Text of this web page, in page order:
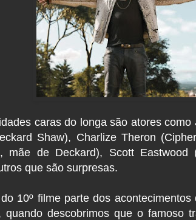
caras do longa são atores
Shaw), Charlize Theron
mãe de Deckard), Scott
que são surpresas.
10º filme parte dos
quando descobrimos que o famoso